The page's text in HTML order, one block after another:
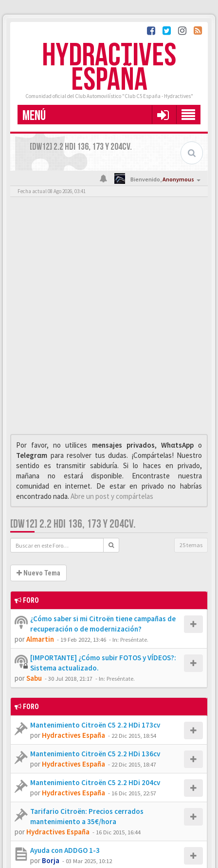
HYDRACTIVES
ESPAÑA
Comunidad oficial del Club Automovilístico "Club C5 España - Hydractives"
MENÚ
[DW12] 2.2 HDI 136, 173 Y 204CV.
Bienvenido,Anonymous
Fecha actual 08 Ago 2026, 03:41
Por favor, no utilices mensajes privados, WhαtsAppo
Telegrαm para resolver tus dudas. ¡Compártelas! Nuestro
sentido es transmitir sabiduría. Si lo haces en privado,
mañana no estará disponible. Encontraste nuestra
comunidad en internet. De estar en privado no habrías
encontrado nada. Abre un post y compártelas
[DW12] 2.2 HDI 136, 173 Y 204CV.
25 temas
Nuevo Tema
FORO
¿Cómo saber si mi Citroën tiene campañas de
recuperación o de modernización?
porAlmartin - 19 Feb 2022, 13:46 - In: Preséntate.
[IMPORTANTE] ¿Cómo subir FOTOS y VÍDEOS?:
Sistema actualizado.
porSabu -30 Jul 2018, 21:17 - In: Preséntate.
FORO
Mantenimiento Citroën C5 2.2 HDi 173cv
por Hydractives España - 22 Dic 2015, 18:54
Mantenimiento Citroën C5 2.2 HDi 136cv
por Hydractives España - 22 Dic 2015, 18:47
Mantenimiento Citroën C5 2.2 HDi 204cv
por Hydractives España - 16 Dic 2015, 22:57
Tarifario Citroën: Precios cerrados
mantenimiento a 35€/hora
por Hydractives España - 16 Dic 2015, 16:44
Ayuda con ADDGO 1-3
por Borja - 03 Mar 2025, 10:12